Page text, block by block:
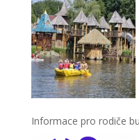
Informace pro rodiče